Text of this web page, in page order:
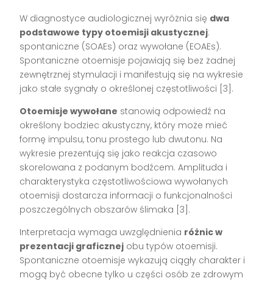
W diagnostyce audiologicznej wyróżnia się dwa
podstawowe typy otoemisji akustycznej:
spontaniczne (SOAEs) oraz wywołane (EOAEs).
Spontaniczne otoemisje pojawiają się bez żadnej
zewnętrznej stymulacji i manifestują się na wykresie
jako stałe sygnały o określonej częstotliwości [3].
Otoemisje wywołane stanowią odpowiedź na
określony bodziec akustyczny, który może mieć
formę impulsu, tonu prostego lub dwutonu. Na
wykresie prezentują się jako reakcja czasowo
skorelowana z podanym bodźcem. Amplituda i
charakterystyka częstotliwościowa wywołanych
otoemisji dostarcza informacji o funkcjonalności
poszczególnych obszarów ślimaka [3].
Interpretacja wymaga uwzględnienia różnic w
prezentacji graficznej obu typów otoemisji.
Spontaniczne otoemisje wykazują ciągły charakter i
mogą być obecne tylko u części osób ze zdrowym